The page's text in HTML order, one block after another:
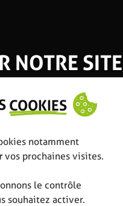
NOTRE SITE
COOKIES
notamment
vos prochaines visites.
le contrôle
souhaitez activer.